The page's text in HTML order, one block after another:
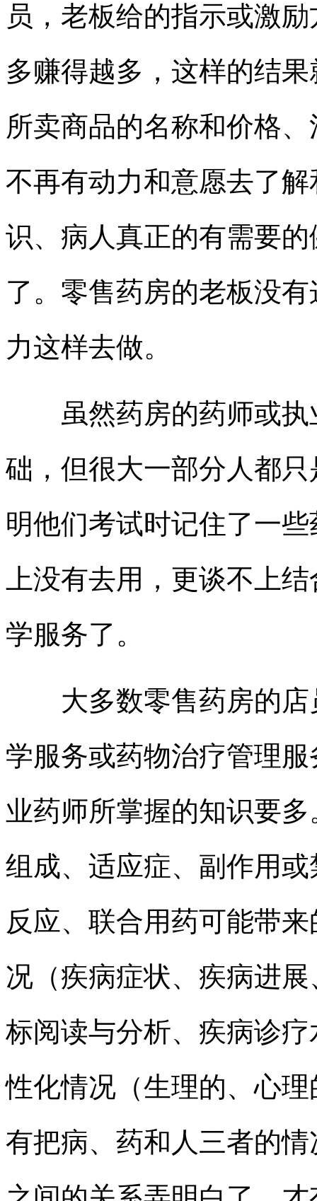
员，老板给的指示或激
多赚得越多，这样的结
所卖商品的名称和价格
不再有动力和意愿去了
识、病人真正的有需要
了。零售药房的老板没
力这样去做。
虽然药房的药师或执
础，但很大一部分人都
明他们考试时记住了一
上没有去用，更谈不上
学服务了。
大多数零售药房的店
学服务或药物治疗管理
业药师所掌握的知识要
组成、适应症、副作用
反应、联合用药可能带
况（疾病症状、疾病进
标阅读与分析、疾病诊
性化情况（生理的、心
有把病、药和人三者的